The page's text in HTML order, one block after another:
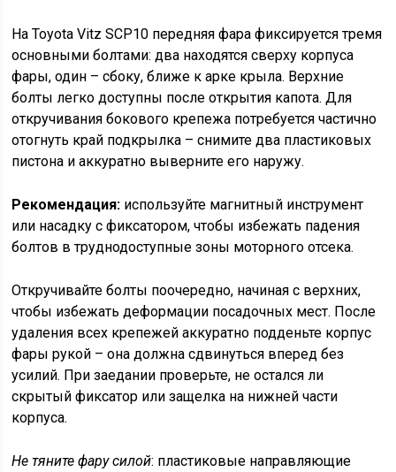
На Toyota Vitz SCP10 передняя фара фиксируется тремя
основными болтами: два находятся сверху корпуса
фары, один – сбоку, ближе к арке крыла. Верхние
болты легко доступны после открытия капота. Для
откручивания бокового крепежа потребуется частично
отогнуть край подкрылка – снимите два пластиковых
пистона и аккуратно выверните его наружу.
Рекомендация: используйте магнитный инструмент
или насадку с фиксатором, чтобы избежать падения
болтов в труднодоступные зоны моторного отсека.
Откручивайте болты поочередно, начиная с верхних,
чтобы избежать деформации посадочных мест. После
удаления всех крепежей аккуратно подденьте корпус
фары рукой – она должна сдвинуться вперед без
усилий. При заедании проверьте, не остался ли
скрытый фиксатор или защелка на нижней части
корпуса.
Не тяните фару силой: пластиковые направляющие